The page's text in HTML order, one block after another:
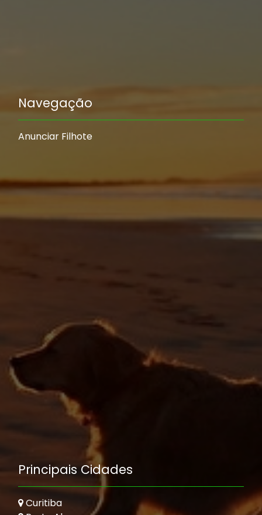
Navegação
Anunciar Filhote
Principais Cidades
Curitiba